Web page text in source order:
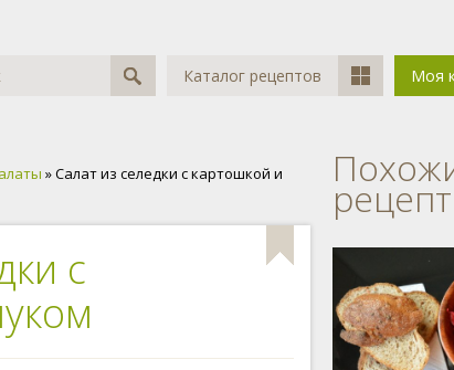
Каталог рецептов Моя
» Салат из селедки с картошкой и
с